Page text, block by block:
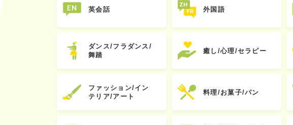
英会話 外国語
ダンス/フラダンス/
舞踏
癒し/心理/セラピー
ファッション/イン
テリア/アート
料理/お菓子/パン